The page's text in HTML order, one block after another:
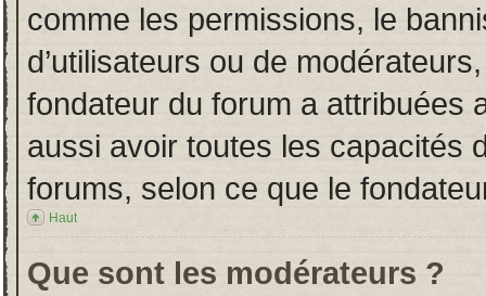
comme les permissions, le
d’utilisateurs ou de
fondateur du forum a attribuées
aussi avoir toutes les capacités
forums, selon ce que le
Haut
Que sont les modérateurs ?